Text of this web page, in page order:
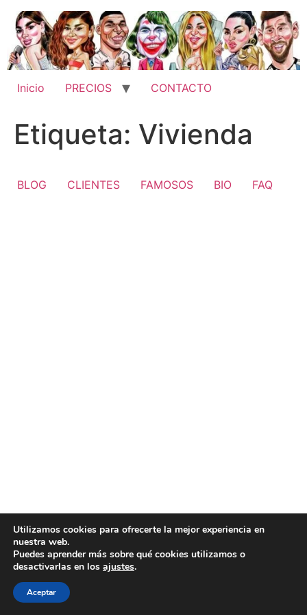
contenido
Inicio PRECIOS CONTACTO
Etiqueta: Vivienda
BLOG CLIENTES FAMOSOS BIO FAQ
Utilizamos cookies para ofrecerte la mejor experiencia en
nuestra web.
Puedes aprender más sobre qué cookies utilizamos o
desactivarlas en los ajustes.
Aceptar